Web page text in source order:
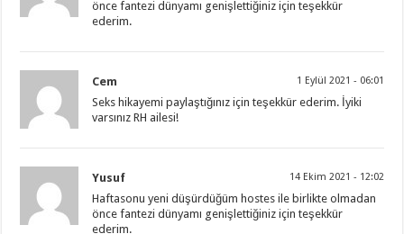
önce fantezi dünyamı genişlettiğiniz için teşekkür
ederim.
Cem 1 Eylül 2021 - 06:01
Seks hikayemi paylaştığınız için teşekkür ederim. İyiki
varsınız RH ailesi!
Yusuf 14 Ekim 2021 - 12:02
Haftasonu yeni düşürdüğüm hostes ile birlikte olmadan
önce fantezi dünyamı genişlettiğiniz için teşekkür
ederim.